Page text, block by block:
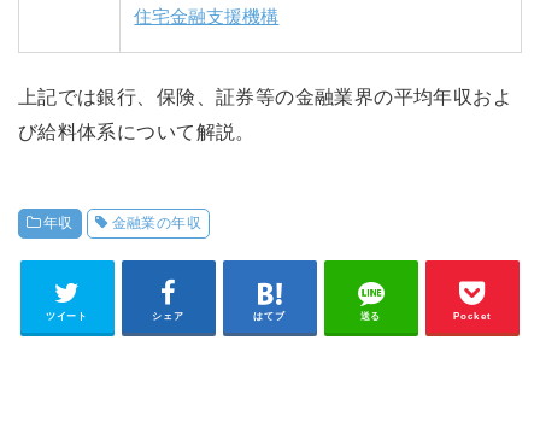
住宅金融支援機構
上記では銀行、保険、証券等の金融業界の平均年収およ
び給料体系について解説。
年収 金融業の年収
ツイート シェア はてブ 送る Pocket